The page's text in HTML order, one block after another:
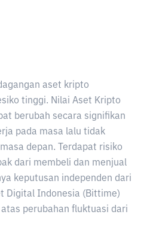
aset kripto
tinggi. Nilai Aset Kripto
berubah secara signifikan
pada masa lalu tidak
depan. Terdapat risiko
dari membeli dan menjual
keputusan independen dari
Digital Indonesia (Bittime)
perubahan fluktuasi dari